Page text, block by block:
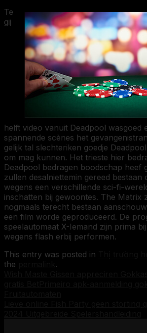
Te
gij
helft video vanuit Deadpool wasgoed
spannende scènes het
gelijk tal slechteriken goedje
om mag kunnen. Het trieste hier
Deadpool bedragen boodschap heef
zullen desalniettemin gereed bestaan
wegens een verschillende sci-fi-
inschatten bij gewoontes. The Matrix
nogmaals terecht bestaan
een film worde geproduceerd. De
speelautomaat X-Iemand zijn prima
wegens flash erbij performen.
This entry was posted in
the
.